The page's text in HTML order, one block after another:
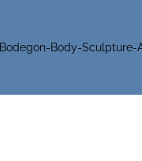
Bodegon-Body-Sculpture-